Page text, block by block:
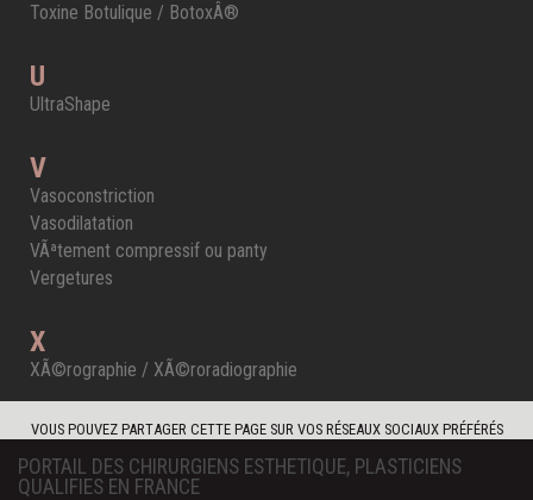
Toxine Botulique / BotoxÂ®
U
UltraShape
V
Vasoconstriction
Vasodilatation
VÃªtement compressif ou panty
Vergetures
X
XÃ©rographie / XÃ©roradiographie
VOUS POUVEZ PARTAGER CETTE PAGE SUR VOS RÉSEAUX SOCIAUX PRÉFÉRÉS
PORTAIL DES CHIRURGIENS ESTHETIQUE, PLASTICIENS
QUALIFIES EN FRANCE